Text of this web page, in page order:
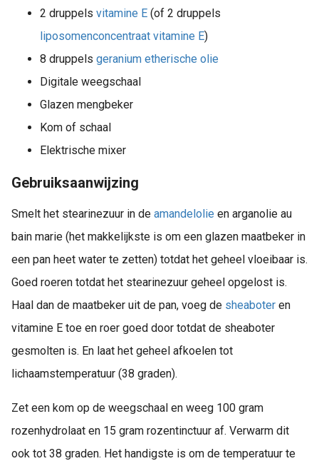
2 druppels vitamine E (of 2 druppels
liposomenconcentraat vitamine E)
8 druppels geranium etherische olie
Digitale weegschaal
Glazen mengbeker
Kom of schaal
Elektrische mixer
Gebruiksaanwijzing
Smelt het stearinezuur in de amandelolie en arganolie au
bain marie (het makkelijkste is om een glazen maatbeker in
een pan heet water te zetten) totdat het geheel vloeibaar is.
Goed roeren totdat het stearinezuur geheel opgelost is.
Haal dan de maatbeker uit de pan, voeg de sheaboter en
vitamine E toe en roer goed door totdat de sheaboter
gesmolten is. En laat het geheel afkoelen tot
lichaamstemperatuur (38 graden).
Zet een kom op de weegschaal en weeg 100 gram
rozenhydrolaat en 15 gram rozentinctuur af. Verwarm dit
ook tot 38 graden. Het handigste is om de temperatuur te